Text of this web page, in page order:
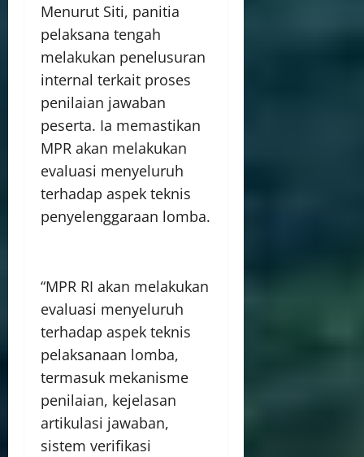
Menurut Siti, panitia
pelaksana tengah
melakukan penelusuran
internal terkait proses
penilaian jawaban
peserta. Ia memastikan
MPR akan melakukan
evaluasi menyeluruh
terhadap aspek teknis
penyelenggaraan lomba.
“MPR RI akan melakukan
evaluasi menyeluruh
terhadap aspek teknis
pelaksanaan lomba,
termasuk mekanisme
penilaian, kejelasan
artikulasi jawaban,
sistem verifikasi